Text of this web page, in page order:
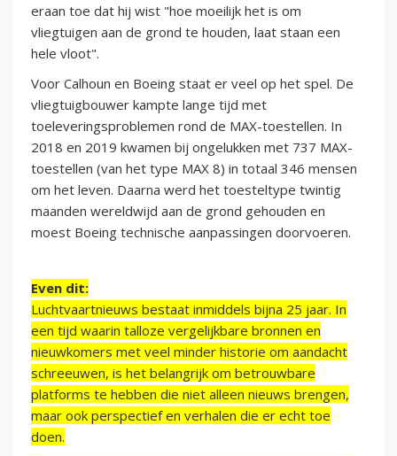
eraan toe dat hij wist "hoe moeilijk het is om
vliegtuigen aan de grond te houden, laat staan ​​een
hele vloot".
Voor Calhoun en Boeing staat er veel op het spel. De
vliegtuigbouwer kampte lange tijd met
toeleveringsproblemen rond de MAX-toestellen. In
2018 en 2019 kwamen bij ongelukken met 737 MAX-
toestellen (van het type MAX 8) in totaal 346 mensen
om het leven. Daarna werd het toesteltype twintig
maanden wereldwijd aan de grond gehouden en
moest Boeing technische aanpassingen doorvoeren.
Even dit:
Luchtvaartnieuws bestaat inmiddels bijna 25 jaar. In
een tijd waarin talloze vergelijkbare bronnen en
nieuwkomers met veel minder historie om aandacht
schreeuwen, is het belangrijk om betrouwbare
platforms te hebben die niet alleen nieuws brengen,
maar ook perspectief en verhalen die er echt toe
doen.